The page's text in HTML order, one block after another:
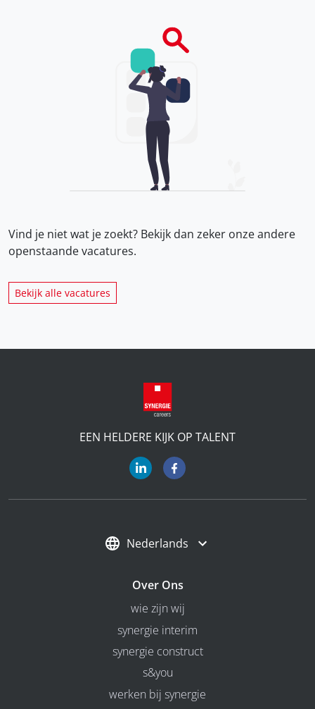
Vind je niet wat je zoekt? Bekijk dan zeker onzeandere
openstaande vacatures.
Bekijk alle vacatures
EEN HELDERE KIJK OP TALENT
Nederlands
Over Ons
wie zijn wij
synergie interim
synergie construct
s&you
werken bij synergie